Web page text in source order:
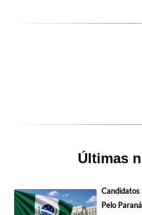
Últimas
Candidatos
Pelo Paraná